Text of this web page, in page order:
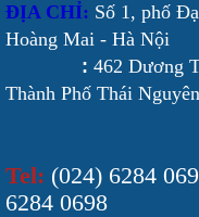
ĐỊA CHỈ: Số 1, phố
Hoàng Mai - Hà Nội
: 462 Dương
Thành Phố Thái Nguyên
Tel: (024)
6284 0698